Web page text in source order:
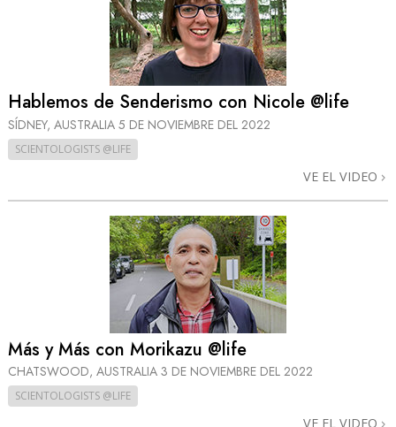
Hablemos de Senderismo con Nicole @life
SÍDNEY, AUSTRALIA 5 DE NOVIEMBRE DEL 2022
SCIENTOLOGISTS @LIFE
VE EL VIDEO
Más y Más con Morikazu @life
CHATSWOOD, AUSTRALIA 3 DE NOVIEMBRE DEL 2022
SCIENTOLOGISTS @LIFE
VE EL VIDEO